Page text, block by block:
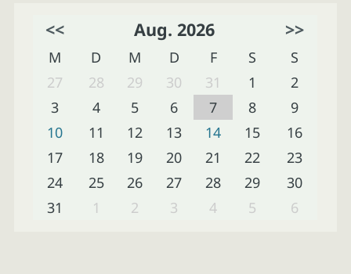
<< Aug. 2026 >>
M D M D F S
S
27
28 29 30 31 1
2
3
4 5 6 7 8
9
10
11 12 13 14 15
16
17
18 19 20 21 22
23
24
25 26 27 28 29
30
31
1 2 3 4 5 6